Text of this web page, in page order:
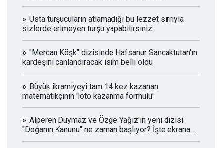
Usta turşucuların atlamadığı bu lezzet sırrıyla
sizlerde erimeyen turşu yapabilirsiniz
"Mercan Köşk" dizisinde Hafsanur Sancaktutan'ın
kardeşini canlandıracak isim belli oldu
Büyük ikramiyeyi tam 14 kez kazanan
matematikçinin 'loto kazanma formülü'
Alperen Duymaz ve Özge Yağız'ın yeni dizisi
"Doğanın Kanunu" ne zaman başlıyor? İşte ekrana
geleceği o tarih!